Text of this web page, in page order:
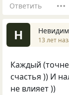
Ответить
Н 13 лет
Каждый
счастья )) И
не влияет ))